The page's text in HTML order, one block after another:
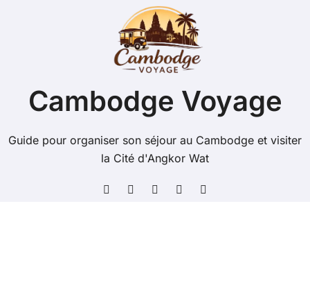
Cambodge Voyage
Guide pour organiser son séjour au Cambodge et visiter
la Cité d'Angkor Wat